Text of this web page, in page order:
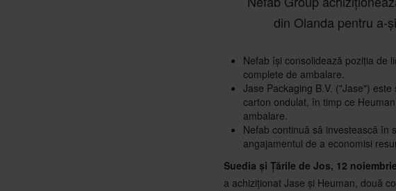
din Olanda pentru a-
Nefab își consolidează poziția de
complete de ambalare.
Jase Packaging B.V. ("Jase")
carton ondulat, în timp ce
ambalare.
Nefab continuă să investească în
angajamentul de a economisi
Suedia și Țările de Jos, 12
a achiziționat Jase și Heuman, două